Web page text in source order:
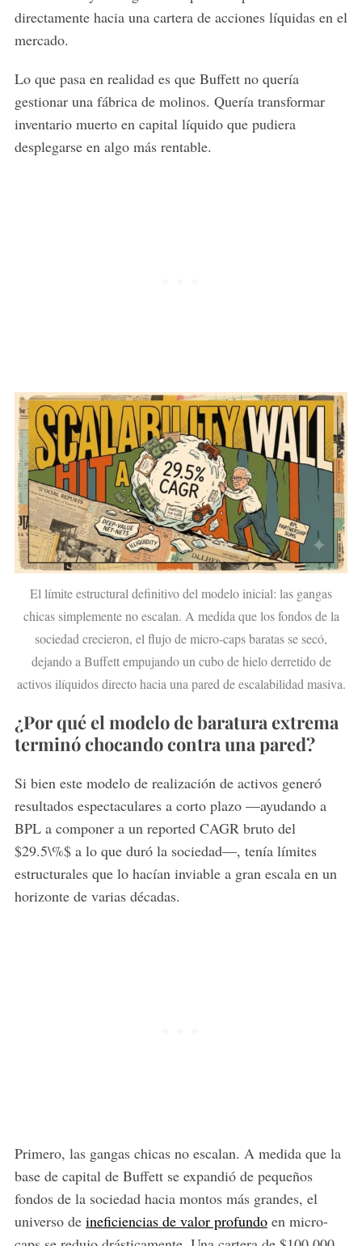
directamente hacia una cartera de acciones líquidas en el
mercado.
Lo que pasa en realidad es que Buffett no quería
gestionar una fábrica de molinos. Quería transformar
inventario muerto en capital líquido que pudiera
desplegarse en algo más rentable.
El límite estructural definitivo del modelo inicial: las gangas
chicas simplemente no escalan. A medida que los fondos de la
sociedad crecieron, el flujo de micro-caps baratas se secó,
dejando a Buffett empujando un cubo de hielo derretido de
activos ilíquidos directo hacia una pared de escalabilidad masiva.
¿Por qué el modelo de baratura extrema
terminó chocando contra una pared?
Si bien este modelo de realización de activos generó
resultados espectaculares a corto plazo —ayudando a
BPL a componer a un reported CAGR bruto del
$29.5\%$ a lo que duró la sociedad—, tenía límites
estructurales que lo hacían inviable a gran escala en un
horizonte de varias décadas.
Primero, las gangas chicas no escalan. A medida que la
base de capital de Buffett se expandió de pequeños
fondos de la sociedad hacia montos más grandes, el
universo de ineficiencias de valor profundoen micro-